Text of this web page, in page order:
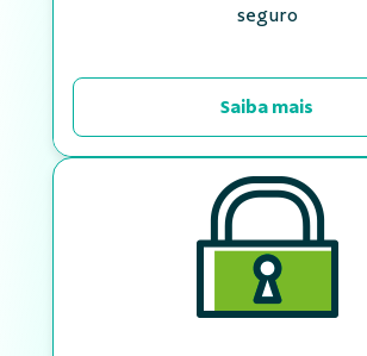
seguro
Saiba mais